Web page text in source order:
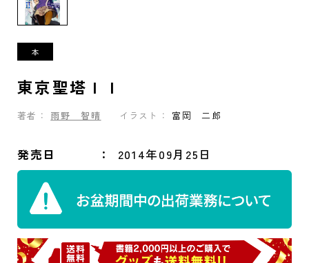
東京聖塔ＩＩ
著者： 雨野 智晴 イラスト： 富岡 二郎
発売日 2014年09月25日